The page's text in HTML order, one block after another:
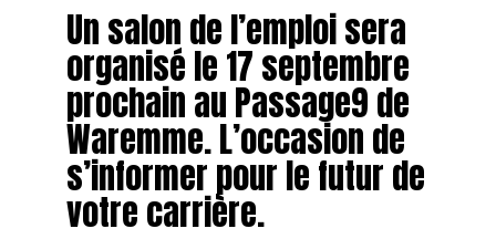
Un salon de l’emploi sera
organisé le 17 septembre
prochain au Passage9 de
Waremme. L’occasion de
s’informer pour le futur de
votre carrière.